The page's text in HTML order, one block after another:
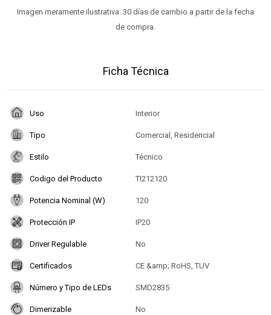
Imagen meramente ilustrativa. 30 días de cambio a partir de la fecha
de compra.
Ficha Técnica
Uso Interior
Tipo Comercial, Residencial
Estilo Técnico
Codigo del Producto TI212120
Potencia Nominal (W) 120
Protección IP IP20
Driver Regulable No
Certificados CE &amp; RoHS, TUV
Número y Tipo de LEDs SMD2835
Dimerizable No